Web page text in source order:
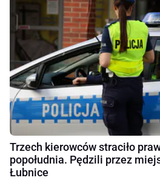
Trzech kierowców straciło
popołudnia. Pędzili przez
Łubnice